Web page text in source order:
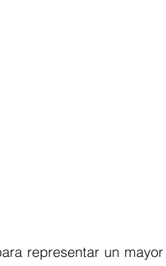
representar un